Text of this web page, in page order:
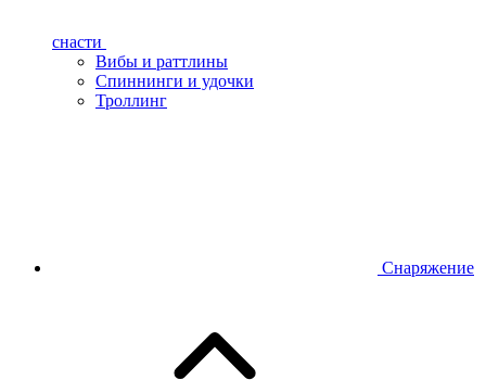
снасти
Вибы и раттлины
Спиннинги и удочки
Троллинг
Снаряжение